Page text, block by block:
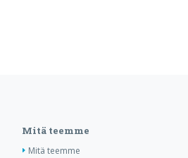
Mitä teemme
Mitä teemme